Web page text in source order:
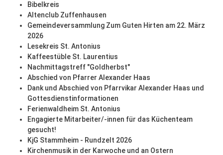
Bibelkreis
Altenclub Zuffenhausen
Gemeindeversammlung Zum Guten Hirten am 22. März
2026
Lesekreis St. Antonius
Kaffeestüble St. Laurentius
Nachmittagstreff "Goldherbst"
Abschied von Pfarrer Alexander Haas
Dank und Abschied von Pfarrvikar Alexander Haas und
Gottesdienstinformationen
Ferienwaldheim St. Antonius
Engagierte Mitarbeiter/-innen für das Küchenteam
gesucht!
KjG Stammheim - Rundzelt 2026
Kirchenmusik in der Karwoche und an Ostern